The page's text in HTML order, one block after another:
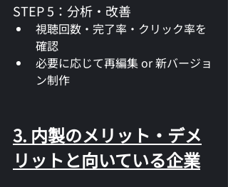
STEP 5：分析・改善
視聴回数・完了率・クリック率を
確認
必要に応じて再編集 or 新バージョ
ン制作
3. 内製のメリット・デメ
リットと向いている企業